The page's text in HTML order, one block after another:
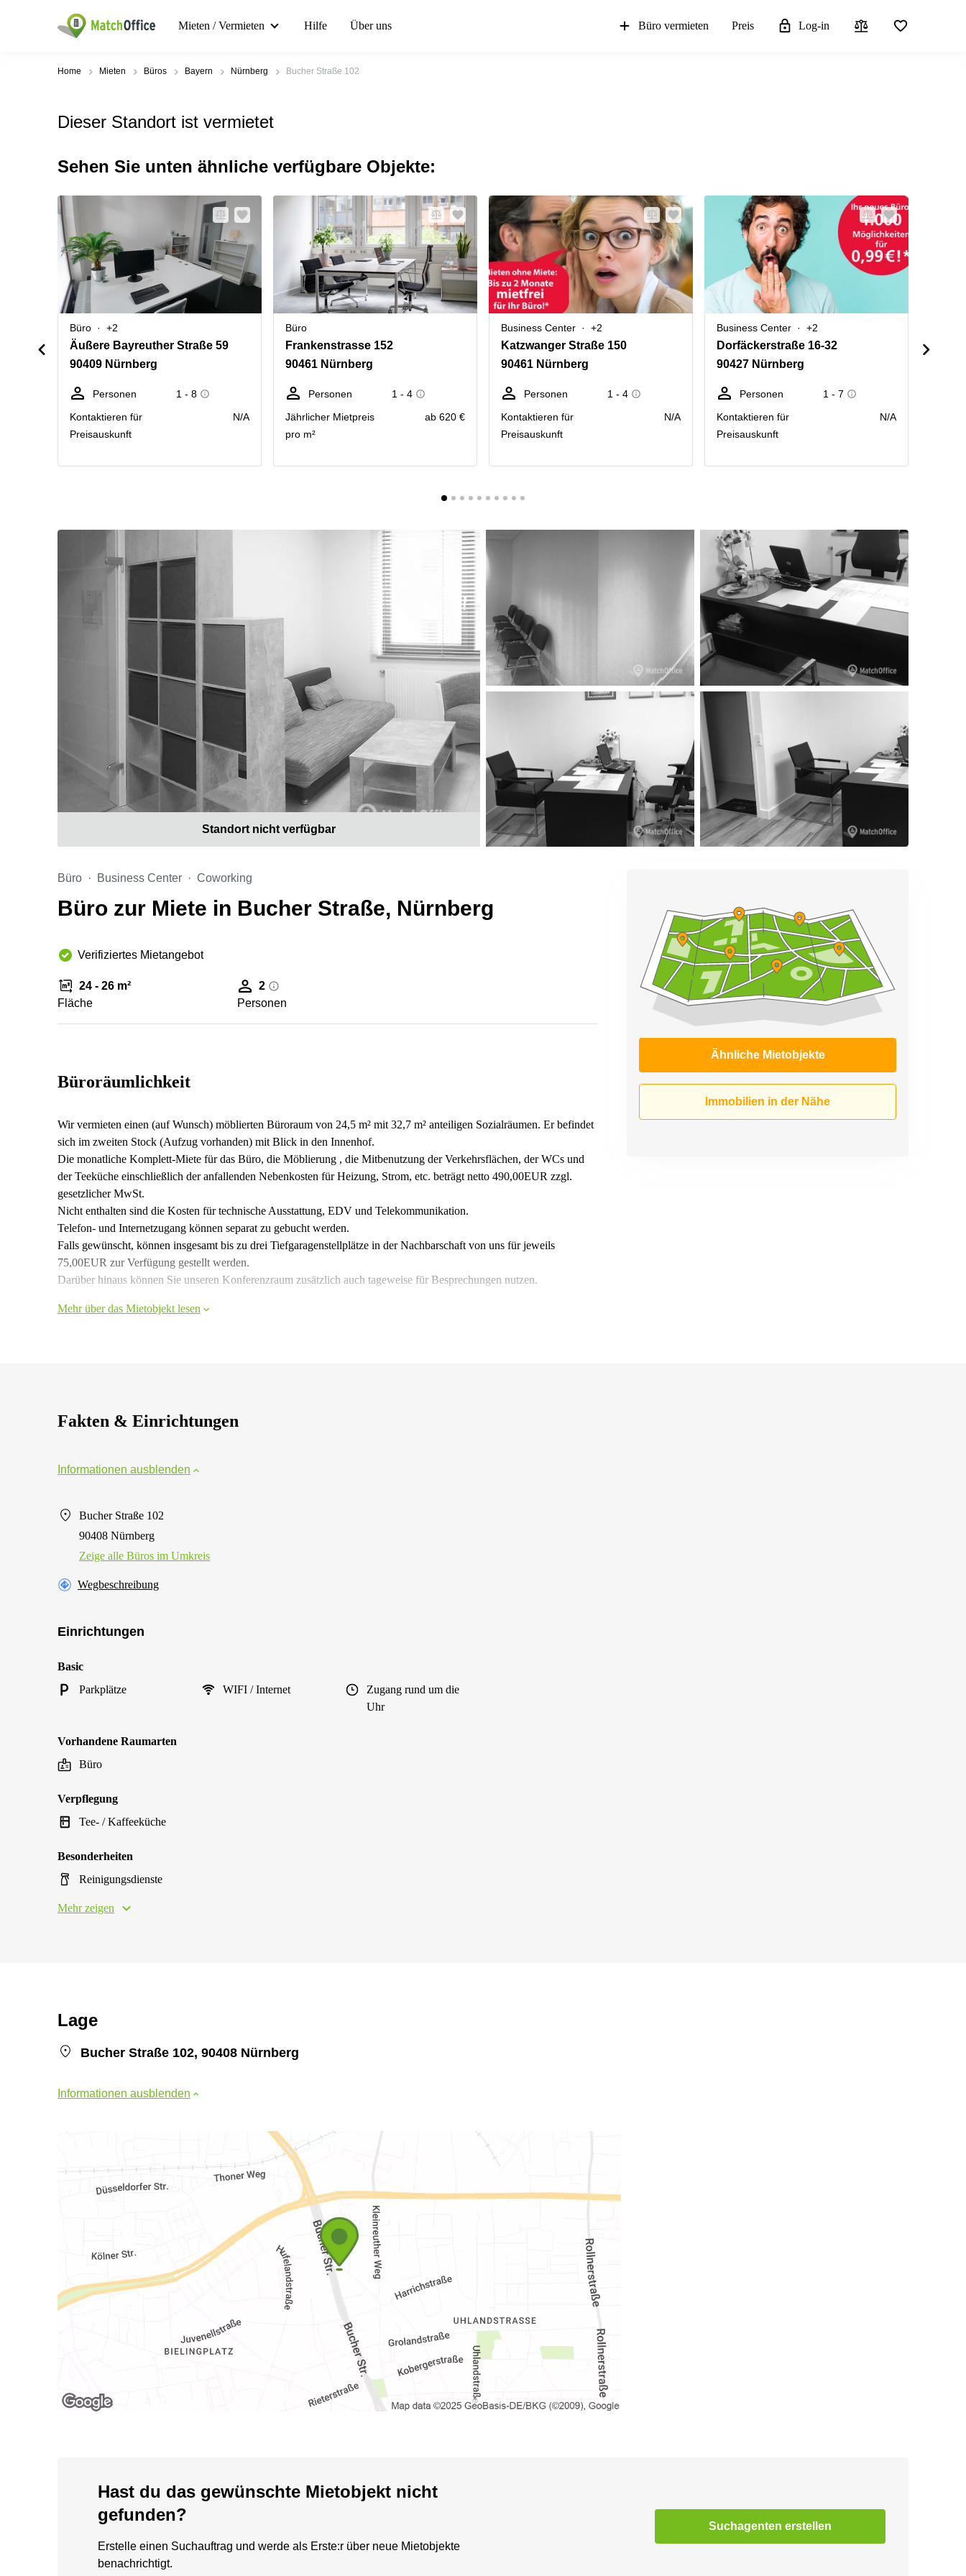
Mieten / Vermieten Hilfe Über uns Büro vermieten Preis Log-in
Home Mieten Büros Bayern Nürnberg Bucher Straße 102
Dieser Standort ist vermietet
Sehen Sie unten ähnliche verfügbare Objekte:
Büro +2
Äußere Bayreuther Straße 59
90409 Nürnberg
Personen
1 - 8
Kontaktieren für
Preisauskunft
N/A
Büro
Frankenstrasse 152
90461 Nürnberg
Personen
1 - 4
Jährlicher Mietpreis
pro m²
ab 620 €
Business Center +2
Katzwanger Straße 150
90461 Nürnberg
Personen
1 - 4
Kontaktieren für
Preisauskunft
N/A
Business Center +2
Dorfäckerstraße 16-32
90427 Nürnberg
Personen
1 - 7
Kontaktieren für
Preisauskunft
N/A
Standort nicht verfügbar
Büro Business Center Coworking
Büro zur Miete in Bucher Straße, Nürnberg
Verifiziertes Mietangebot
24 - 26 m²
Fläche
2
Personen
Ähnliche Mietobjekte
Immobilien in der Nähe
Büroräumlichkeit
Wir vermieten einen (auf Wunsch) möblierten Büroraum von 24,5 m² mit 32,7 m² anteiligen Sozialräumen. Er befindet
sich im zweiten Stock (Aufzug vorhanden) mit Blick in den Innenhof.
Die monatliche Komplett-Miete für das Büro, die Möblierung , die Mitbenutzung der Verkehrsflächen, der WCs und
der Teeküche einschließlich der anfallenden Nebenkosten für Heizung, Strom, etc. beträgt netto 490,00EUR zzgl.
gesetzlicher MwSt.
Nicht enthalten sind die Kosten für technische Ausstattung, EDV und Telekommunikation.
Telefon- und Internetzugang können separat zu gebucht werden.
Falls gewünscht, können insgesamt bis zu drei Tiefgaragenstellplätze in der Nachbarschaft von uns für jeweils
75,00EUR zur Verfügung gestellt werden.
Darüber hinaus können Sie unseren Konferenzraum zusätzlich auch tageweise für Besprechungen nutzen.
Mehr über das Mietobjekt lesen
Fakten & Einrichtungen
Informationen ausblenden
Bucher Straße 102
90408 Nürnberg
Zeige alle Büros im Umkreis
Wegbeschreibung
Einrichtungen
Basic
Parkplätze
WIFI / Internet
Zugang rund um die
Uhr
Vorhandene Raumarten
Büro
Verpflegung
Tee- / Kaffeeküche
Besonderheiten
Reinigungsdienste
Mehr zeigen
Lage
Bucher Straße 102, 90408 Nürnberg
Informationen ausblenden
Hast du das gewünschte Mietobjekt nicht
gefunden?
Erstelle einen Suchauftrag und werde als Erste:r über neue Mietobjekte
benachrichtigt.
Suchagenten erstellen